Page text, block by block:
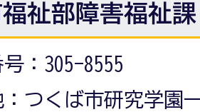
祉部障害福祉課
：305-8555
：つくば市研究学園